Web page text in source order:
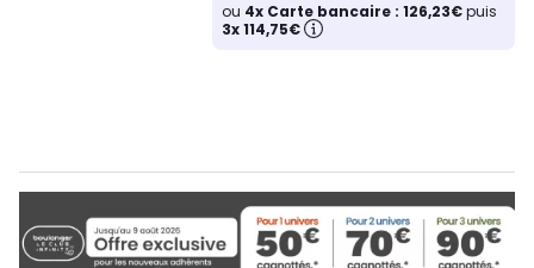
ou 4x Carte bancaire : 126,23€puis
3x 114,75€